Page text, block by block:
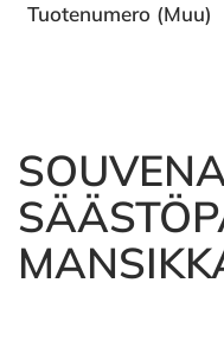
Tuotenumero (Muu)